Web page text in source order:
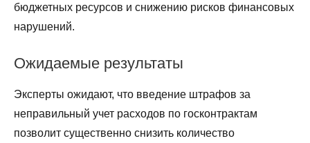
бюджетных ресурсов и снижению рисков финансовых
нарушений.
Ожидаемые результаты
Эксперты ожидают, что введение штрафов за
неправильный учет расходов по госконтрактам
позволит существенно снизить количество